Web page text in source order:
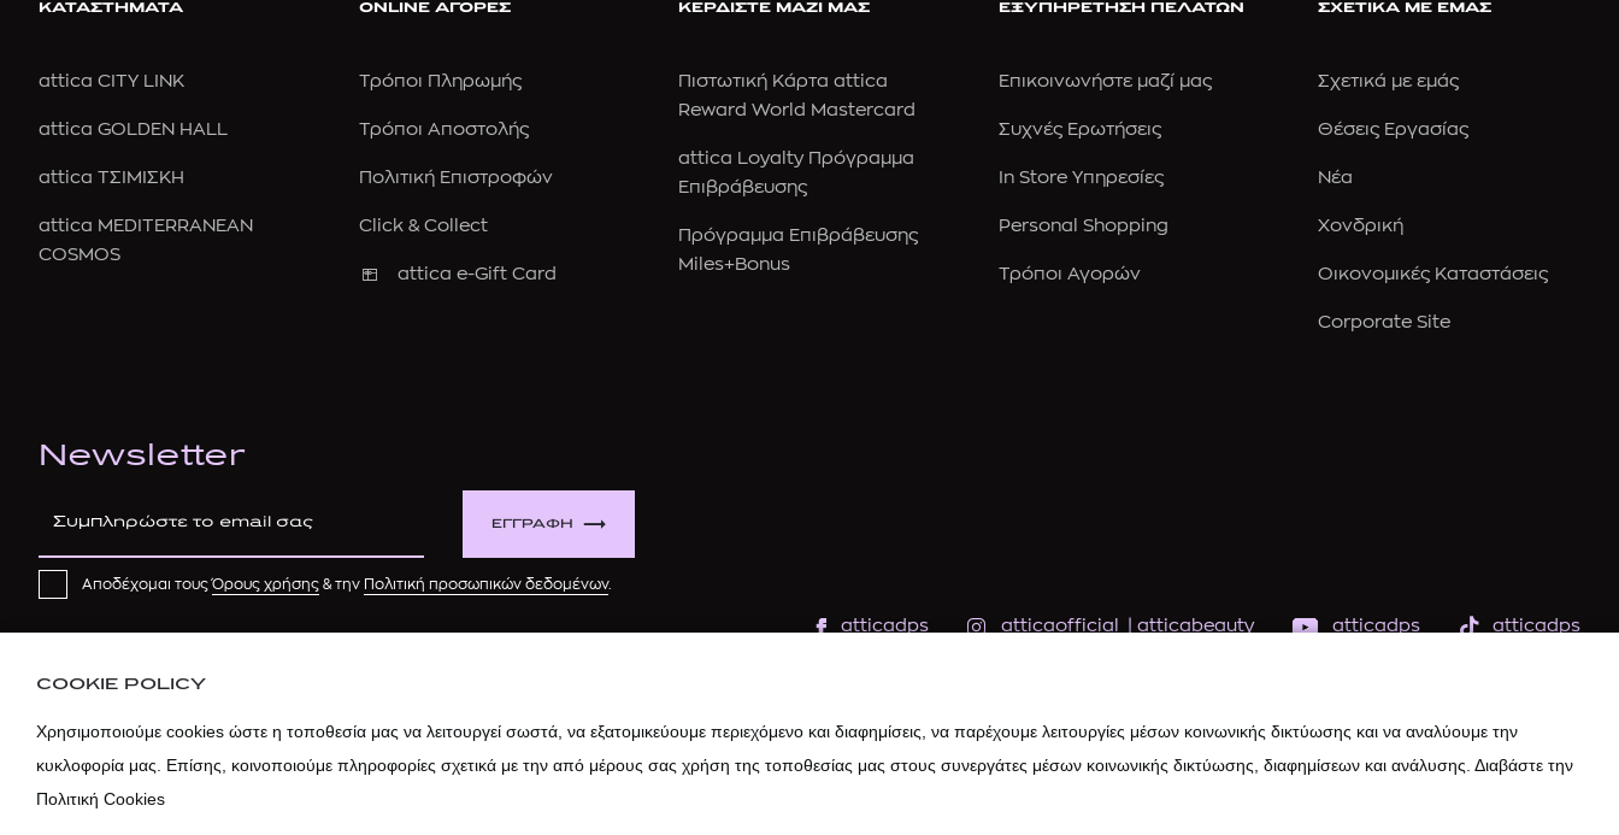
ΚΑΤΑΣΤΗΜΑΤΑ
attica CITY LINK
attica GOLDEN HALL
attica ΤΣΙΜΙΣΚΗ
attica MEDITERRANEAN
COSMOS
ONLINE ΑΓΟΡΕΣ
Τρόποι Πληρωμής
Τρόποι Αποστολής
Πολιτική Επιστροφών
Click & Collect
attica e-Gift Card
ΚΕΡΔΙΣΤΕ ΜΑΖΙ ΜΑΣ
Πιστωτική Κάρτα attica
Reward World Mastercard
attica Loyalty Πρόγραμμα
Επιβράβευσης
Πρόγραμμα Επιβράβευσης
Miles+Bonus
ΕΞΥΠΗΡΕΤΗΣΗ ΠΕΛΑΤΩΝ
Επικοινωνήστε μαζί μας
Συχνές Ερωτήσεις
In Store Υπηρεσίες
Personal Shopping
Τρόποι Αγορών
ΣΧΕΤΙΚΑ ΜΕ ΕΜΑΣ
Σχετικά με εμάς
Θέσεις Εργασίας
Νέα
Χονδρική
Οικονομικές Καταστάσεις
Corporate Site
Newsletter
ΕΓΓΡΑΦΗ
Αποδέχομαι τουςΌρους χρήσης & την Πολιτική προσωπικών δεδομένων.
atticadps atticaofficial atticabeauty atticadps atticadps
COOKIE POLICY
Χρησιμοποιούμε cookies ώστε η τοποθεσία μας να λειτουργεί σωστά, να εξατομικεύουμε περιεχόμενο και διαφημίσεις, να παρέχουμε λειτουργίες μέσων κοινωνικής δικτύωσης και να αναλύουμε την
κυκλοφορία μας. Επίσης, κοινοποιούμε πληροφορίες σχετικά με την από μέρους σας χρήση της τοποθεσίας μας στους συνεργάτες μέσων κοινωνικής δικτύωσης, διαφημίσεων και ανάλυσης. Διαβάστε την
Πολιτική Cookies